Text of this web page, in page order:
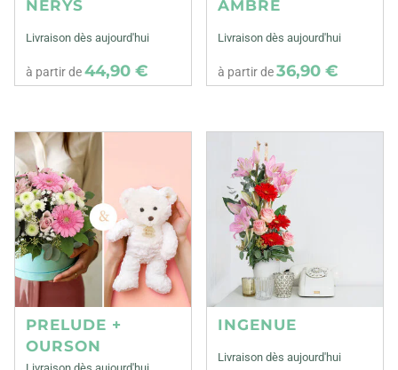
NERYS
Livraison dès aujourd'hui
à partir de44,90 €
AMBRE
Livraison dès aujourd'hui
à partir de36,90 €
PRELUDE +
OURSON
INGENUE
Livraison dès aujourd'hui